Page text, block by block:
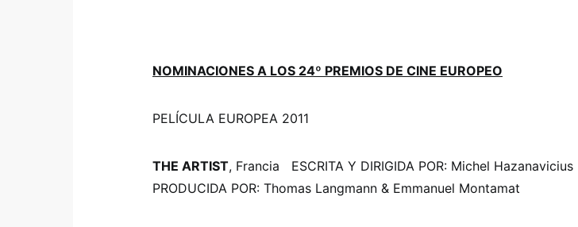
NOMINACIONES A LOS 24º PREMIOS DE CINE EUROPEO
PELÍCULA EUROPEA 2011
THE ARTIST, Francia ESCRITA Y DIRIGIDA POR: Michel Hazanavicius
PRODUCIDA POR: Thomas Langmann & Emmanuel Montamat